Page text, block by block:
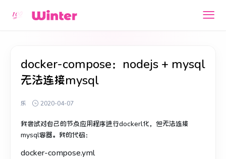
docker-compose：nodejs + mysql
无法连接mysql
乐 2020-04-07
我尝试对自己的节点应用程序进行dockerl化，但无法连接
mysql容器。 我的代码：
docker-compose.yml